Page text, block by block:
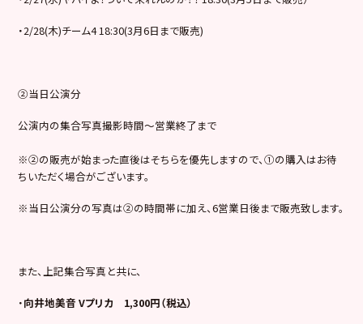
・2/28(木)チーム4 18:30(3月6日まで販売)
②当日公演分
公演内の集合写真撮影時間～営業終了まで
※②の販売が始まった直後はそちらを優先しますので、①の購入はお待
ちいただく場合がございます。
※当日公演分の写真は②の時間帯に加え、6営業日後まで販売致します。
また、上記集合写真と共に、
・向井地美音 Vプリカ 1,300円（税込）